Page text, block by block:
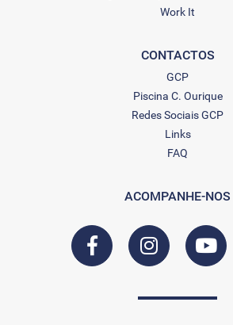
Work It
CONTACTOS
GCP
Piscina C. Ourique
Redes Sociais GCP
Links
FAQ
ACOMPANHE-NOS